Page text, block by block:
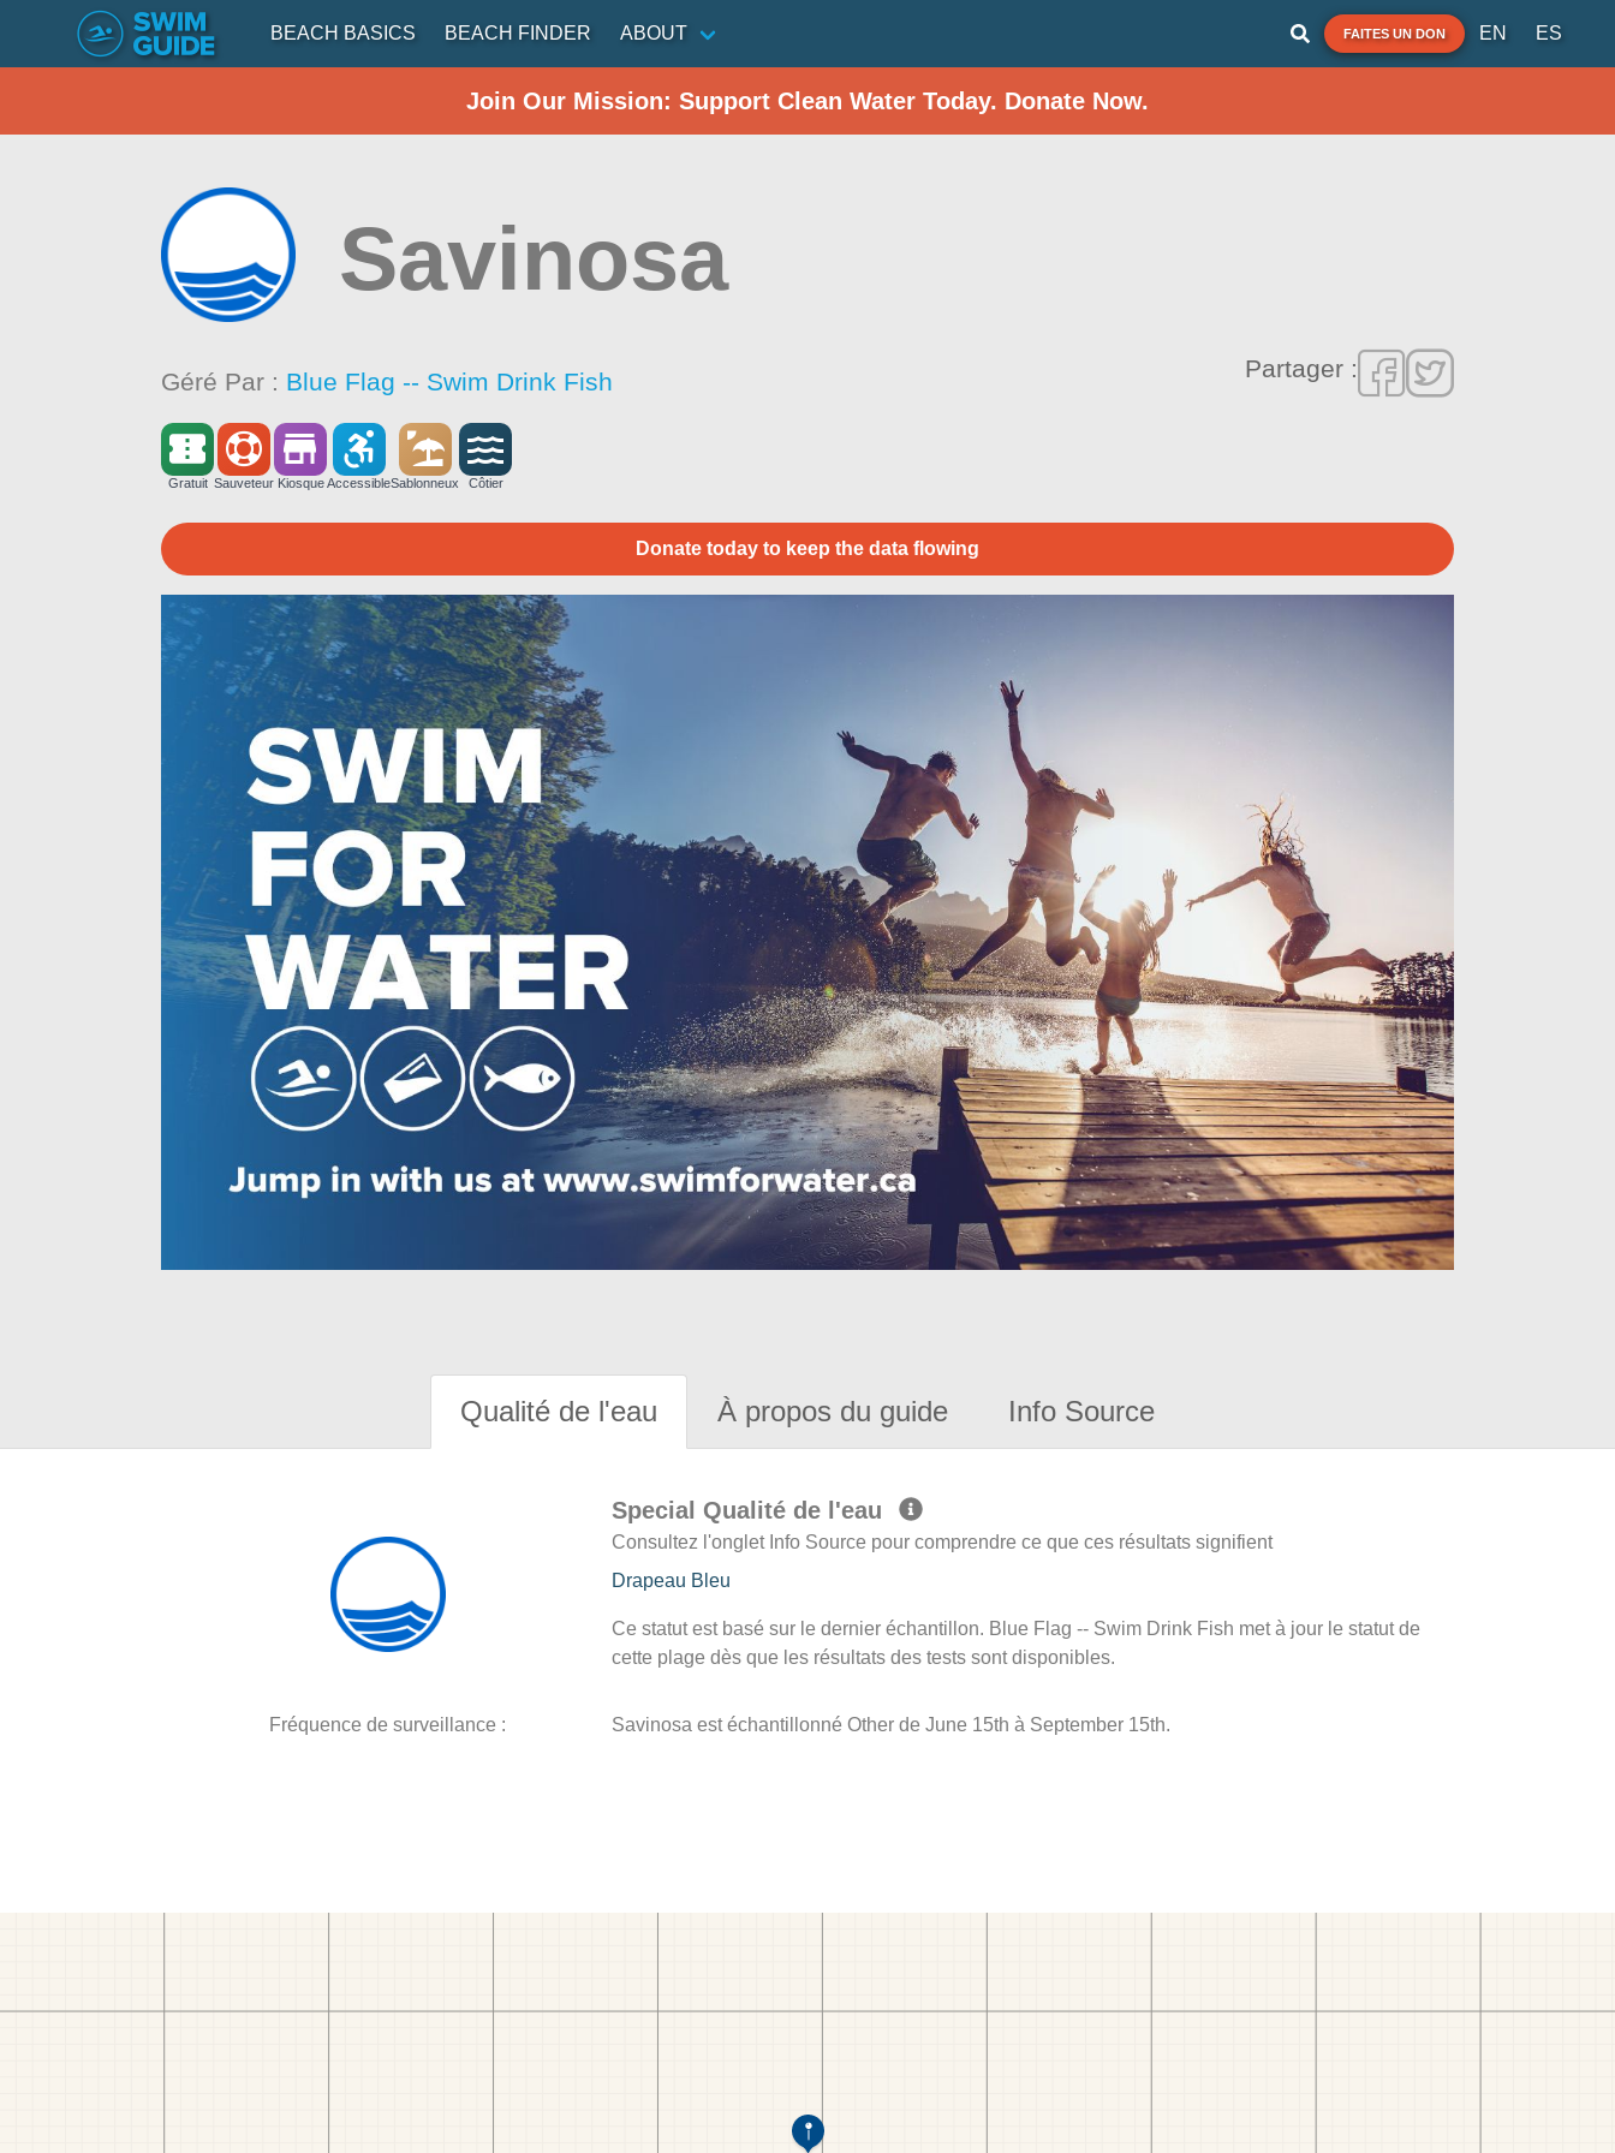
BEACH BASICS BEACH FINDER ABOUT FAITES UN DON EN ES
Join Our Mission: Support Clean Water Today. Donate Now.
Savinosa
Géré Par : Blue Flag -- Swim Drink Fish Partager :
Gratuit Sauveteur Kiosque AccessibleSablonneux Côtier
Donate today to keep the data flowing
Qualité de l'eau À propos du guide Info Source
Special Qualité de l'eau
Consultez l'onglet Info Source pour comprendre ce que ces résultats signifient
Drapeau Bleu
Ce statut est basé sur le dernier échantillon. Blue Flag -- Swim Drink Fish met à jour le statut de
cette plage dès que les résultats des tests sont disponibles.
Fréquence de surveillance : Savinosa est échantillonné Other de June 15th à September 15th.